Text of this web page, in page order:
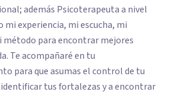
además Psicoterapeuta a nivel
mi experiencia, mi escucha, mi
método para encontrar mejores
tu
para que asumas el control de tu